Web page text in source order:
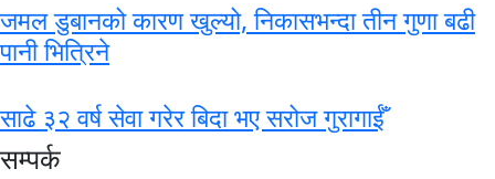
जमल डुबानको कारण खुल्यो, निकासभन्दा तीन गुणा बढी
पानी भित्रिने
साढे ३२ वर्ष सेवा गरेर बिदा भए सरोज गुरागाईँ
सम्पर्क